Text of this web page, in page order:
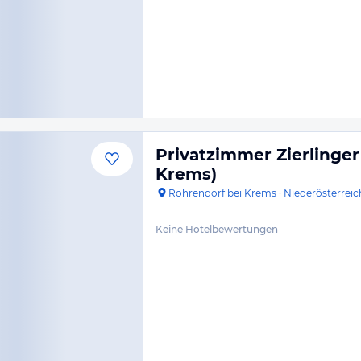
Privatzimmer
Krems)
Rohrendorf bei Krems ·
Keine Hotelbewertungen